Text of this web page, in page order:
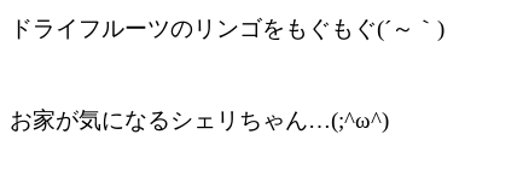
ドライフルーツのリンゴをもぐもぐ(´～｀)
お家が気になるシェリちゃん…(;^ω^)